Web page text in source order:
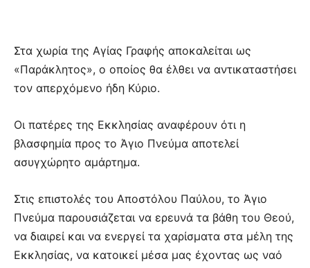
Στα χωρία της Αγίας Γραφής αποκαλείται ως
«Παράκλητος», ο οποίος θα έλθει να αντικαταστήσει
τον απερχόμενο ήδη Κύριο.
Οι πατέρες της Εκκλησίας αναφέρουν ότι η
βλασφημία προς το Άγιο Πνεύμα αποτελεί
ασυγχώρητο αμάρτημα.
Στις επιστολές του Αποστόλου Παύλου, το Άγιο
Πνεύμα παρουσιάζεται να ερευνά τα βάθη του Θεού,
να διαιρεί και να ενεργεί τα χαρίσματα στα μέλη της
Εκκλησίας, να κατοικεί μέσα μας έχοντας ως ναό